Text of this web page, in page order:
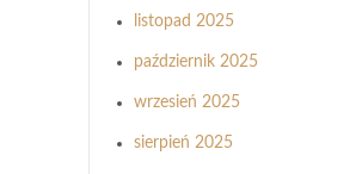
listopad 2025
październik 2025
wrzesień 2025
sierpień 2025